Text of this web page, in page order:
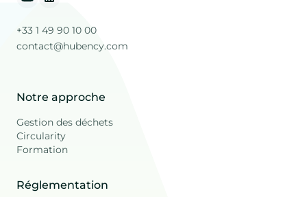
+33 1 49 90 10 00
contact@hubency.com
Notre approche
Gestion des déchets
Circularity
Formation
Réglementation